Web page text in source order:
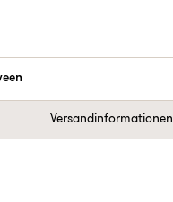
Versandinformationen